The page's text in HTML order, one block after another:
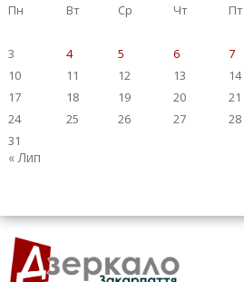
Пн
Вт Ср Чт Пт
3
4 5 6 7
10
11 12 13 14
17
18 19 20 21
24
25 26 27 28
31
« Лип